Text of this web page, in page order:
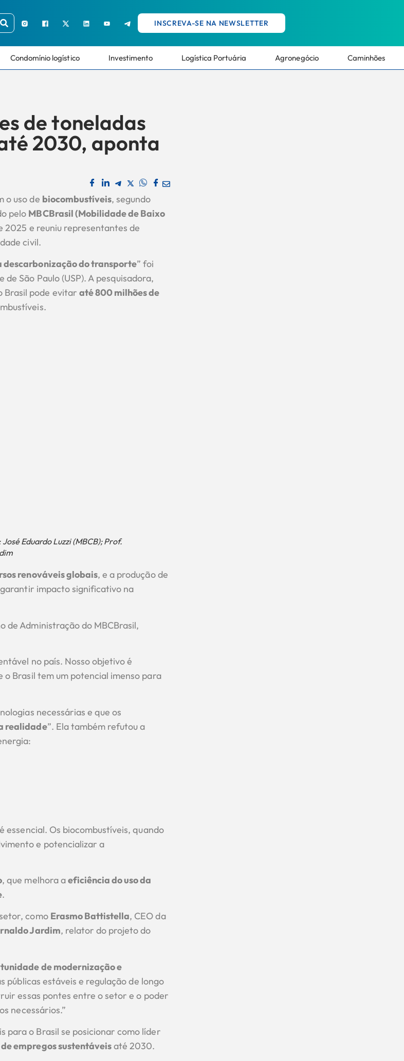
INSCREVA-SE NA NEWSLETTER
Condomínio logístico Investimento Logística Portuária Agronegócio Caminhões
de toneladas
2030, aponta
o uso de biocombustíveis, segundo
pelo MBCBrasil (Mobilidade de Baixo
2025 e reuniu representantes de
civil.
descarbonização do transporte” foi
de São Paulo (USP). A pesquisadora,
Brasil pode evitar até 800 milhões de
Eduardo Luzzi (MBCB); Prof.
renováveis globais, e a produção de
impacto significativo na
de Administração do MBCBrasil,
no país. Nosso objetivo é
Brasil tem um potencial imenso para
necessárias e que os
realidade”. Ela também refutou a
Os biocombustíveis, quando
e potencializar a
, que melhora aeficiência do uso da
.
como Erasmo Battistella, CEO da
Jardim, relator do projeto do
de modernização e
públicas estáveis e regulação de longo
essas pontes entre o setor e o poder
necessários.”
para o Brasil se posicionar como líder
empregos sustentáveisaté 2030.